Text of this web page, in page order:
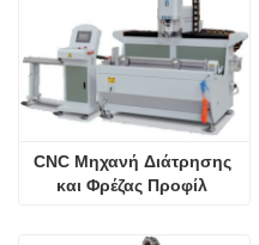
CNC Μηχανή Διάτρησης
και Φρέζας Προφίλ